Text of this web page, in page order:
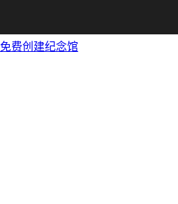
免费创建纪念馆